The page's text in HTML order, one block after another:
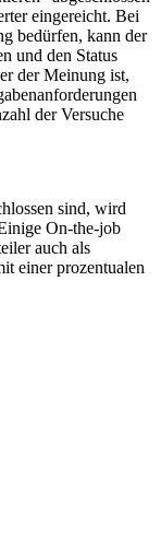
eingereicht. Bei
bedürfen, kann der
und den Status
der Meinung ist,
der Versuche
sind, wird
On-the-job
auch als
einer prozentualen